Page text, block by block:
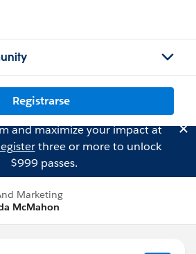
Registrarse
and maximize your impact at
three or more to unlock
$999 passes.
Marketing
McMahon